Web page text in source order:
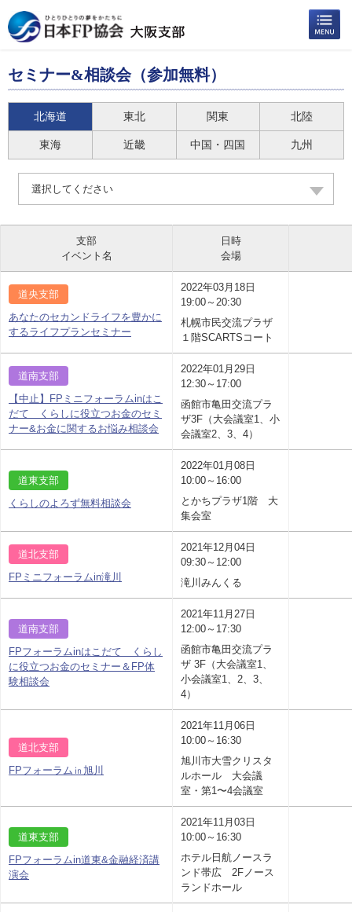
セミナー&相談会（参加無料）
北海道 東北 関東 北陸
東海 近畿 中国・四国 九州
選択してください
支部
イベント名
日時
会場
道央支部
あなたのセカンドライフを豊かに
するライフプランセミナー
2022年03月18日
19:00～20:30
札幌市民交流プラザ
１階SCARTSコート
道南支部
【中止】FPミニフォーラムinはこ
だて くらしに役立つお金のセミ
ナー&お金に関するお悩み相談会
2022年01月29日
12:30～17:00
函館市亀田交流プラ
ザ3F（大会議室1、小
会議室2、3、4）
道東支部
くらしのよろず無料相談会
2022年01月08日
10:00～16:00
とかちプラザ1階 大
集会室
道北支部
FPミニフォーラムin滝川
2021年12月04日
09:30～12:00
滝川みんくる
道南支部
FPフォーラムinはこだて くらし
に役立つお金のセミナー＆FP体
験相談会
2021年11月27日
12:00～17:30
函館市亀田交流プラ
ザ 3F（大会議室1、
小会議室1、2、3、
4）
道北支部
FPフォーラム㏌旭川
2021年11月06日
10:00～16:30
旭川市大雪クリスタ
ルホール 大会議
室・第1〜4会議室
道東支部
FPフォーラムin道東&金融経済講
演会
2021年11月03日
10:00～16:30
ホテル日航ノースラ
ンド帯広 2Fノース
ランドホール